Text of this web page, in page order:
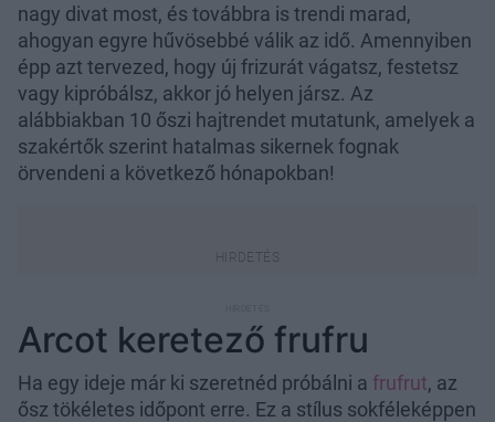
nagy divat most, és továbbra is trendi marad,
ahogyan egyre hűvösebbé válik az idő. Amennyiben
épp azt tervezed, hogy új frizurát vágatsz, festetsz
vagy kipróbálsz, akkor jó helyen jársz. Az
alábbiakban 10 őszi hajtrendet mutatunk, amelyek a
szakértők szerint hatalmas sikernek fognak
örvendeni a következő hónapokban!
Arcot keretező frufru
Ha egy ideje már ki szeretnéd próbálni a frufrut, az
ősz tökéletes időpont erre. Ez a stílus sokféleképpen